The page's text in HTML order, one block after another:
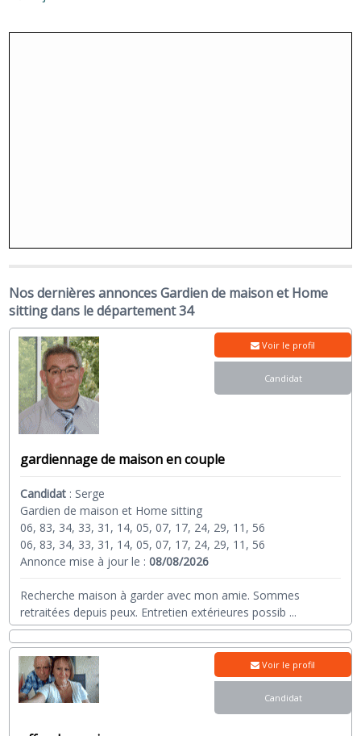
Nos dernières annonces Gardien de maison et Home
sitting dans le département 34
gardiennage de maison en couple
Candidat : Serge
Gardien de maison et Home sitting
06, 83, 34, 33, 31, 14, 05, 07, 17, 24, 29, 11, 56
06, 83, 34, 33, 31, 14, 05, 07, 17, 24, 29, 11, 56
Annonce mise à jour le :08/08/2026
Recherche maison à garder avec mon amie. Sommes
retraitées depuis peux. Entretien extérieures possib ...
Voir le profil
Candidat
Voir le profil
Candidat